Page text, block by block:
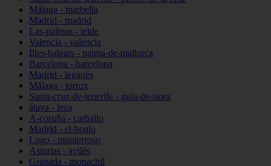
Málaga - marbella
Madrid - madrid
Las-palmas - telde
Valencia - valencia
Illes-balears - palma-de-mallorca
Barcelona - barcelona
Madrid - leganés
Málaga - torrox
Santa-cruz-de-tenerife - guía-de-isora
álava - leza
A-coruña - carballo
Madrid - el-boalo
Lugo - monterroso
Asturias - avilés
Granada - monachil